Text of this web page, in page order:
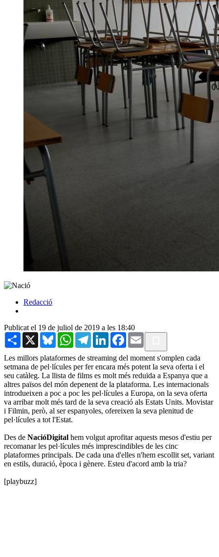
Redacció
Publicat el 19 de juliol de 2019 a les 18:40
Share X BlueskyWhatsAppTelegramLinkedInFacebook
Email
Les millors plataformes de streaming del moment s'omplen cada
setmana de pel·lícules per fer encara més potent la seva oferta i el
seu catàleg. La llista de films es molt més reduïda a Espanya que a
altres països del món depenent de la plataforma. Les internacionals
introdueixen a poc a poc les pel·lícules a Europa, on la seva oferta
va arribar molt més tard de la seva creació als Estats Units. Movistar
i Filmin, però, al ser espanyoles, ofereixen la seva plenitud de
pel·lícules a tot l'Estat.
Des de NacióDigital hem volgut aprofitar aquests mesos d'estiu per
recomanar les pel·lícules més imprescindibles de les cinc
plataformes principals. De cada una d'elles n'hem escollit set, variant
en estils, duració, època i gènere. Esteu d'acord amb la tria?
[playbuzz]